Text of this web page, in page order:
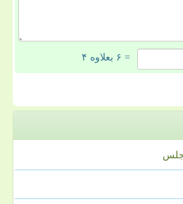
= ۶ بعلاوه ۴